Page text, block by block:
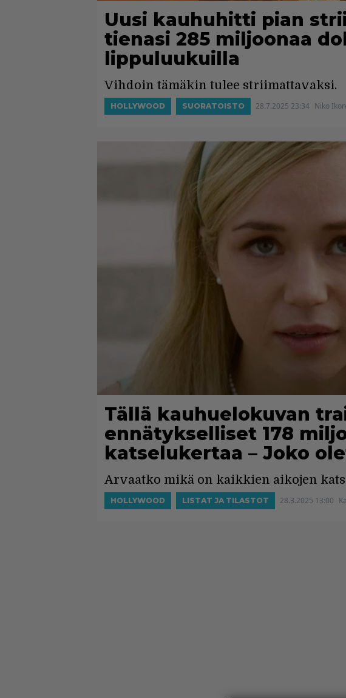
Uusi kauhuhitti pian
tienasi 285 miljoonaa
lippuluukuilla
Vihdoin tämäkin tulee striimattavaksi.
HOLLYWOOD SUORATOISTO 28.7.2025 23:34 Niko
Tällä kauhuelokuvan
ennätykselliset 178
katselukertaa – Joko
Arvaatko mikä on kaikkien aikojen
HOLLYWOOD LISTAT JA TILASTOT 28.3.2025 13:00